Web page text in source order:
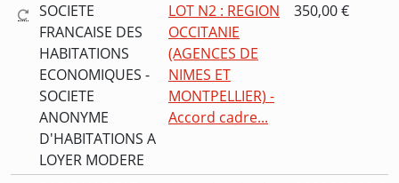
SOCIETE
FRANCAISE DES
HABITATIONS
ECONOMIQUES -
SOCIETE
ANONYME
D'HABITATIONS A
LOYER MODERE
LOT N2 : REGION
OCCITANIE
(AGENCES DE
NIMES ET
MONTPELLIER) -
Accord cadre...
350,00 €